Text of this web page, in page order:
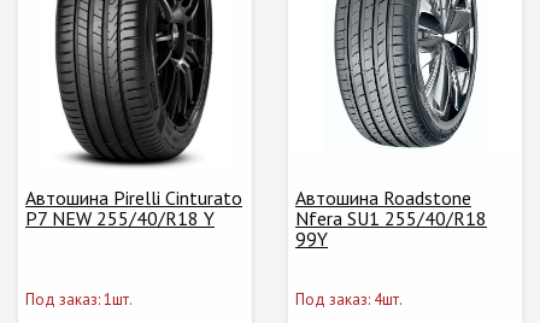
Автошина Pirelli Cinturato
P7 NEW 255/40/R18 Y
Под заказ: 1шт.
Автошина Roadstone
Nfera SU1 255/40/R18
99Y
Под заказ: 4шт.